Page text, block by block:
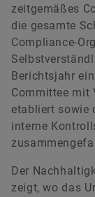
zeitgemäßes
die gesamte
Compliance-
Berichtsjahr
Committee mit
etabliert sowie
interne
Der
zeigt, wo das